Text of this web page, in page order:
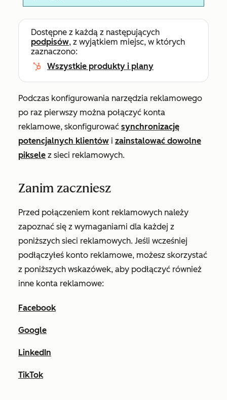
Dostępne z każdą z następujących
podpisów, z wyjątkiem miejsc, w których
zaznaczono:
Wszystkie produkty i plany
Podczas konfigurowania narzędzia reklamowego
po raz pierwszy można połączyć konta
reklamowe, skonfigurować synchronizację
potencjalnych klientów i zainstalować dowolne
piksele z sieci reklamowych.
Zanim zaczniesz
Przed połączeniem kont reklamowych należy
zapoznać się z wymaganiami dla każdej z
poniższych sieci reklamowych. Jeśli wcześniej
podłączyłeś konto reklamowe, możesz skorzystać
z poniższych wskazówek, aby podłączyć również
inne konta reklamowe:
Facebook
Google
LinkedIn
TikTok